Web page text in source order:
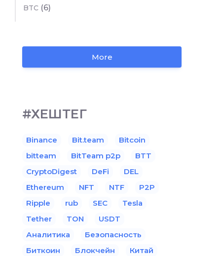
BTC (6)
More
#ХЕШТЕГ
Binance Bit.team
Bitcoin
bitteam
BitTeam p2p
BTT
CryptoDigest
DeFi
DEL
Ethereum
NFT NTF
P2P
Ripple
rub SEC
Tesla
Tether
TON
USDT
Аналитика
Безопасность
Биткоин
Блокчейн
Китай